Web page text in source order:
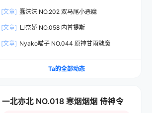
[文章] 蠢沫沫 NO.202 双马尾小恶魔
[文章] 日奈娇 NO.058 内普提斯
[文章] Nyako喵子 NO.044 原神甘雨魅魔
Ta的全部动态
一北亦北 NO.018 寒烟烟烟 侍神令